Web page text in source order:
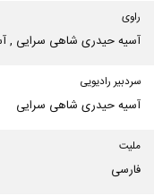
راوی
آسیه حیدری شاهی سرایی ,
سردبیر رادیویی
آسیه حیدری شاهی سرایی
ملیت
فارسی